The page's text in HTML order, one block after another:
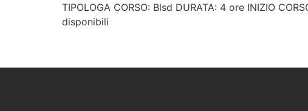
TIPOLOGA CORSO: Blsd DURATA: 4 ore INIZIO
disponibili